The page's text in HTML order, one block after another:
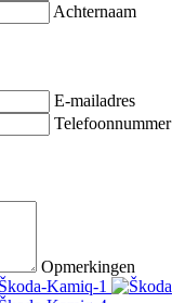
Achternaam
E-mailadres
Telefoonnummer
Opmerkingen